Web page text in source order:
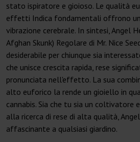
stato ispiratore e gioioso. Le qualità
effetti Indica fondamentali offrono
vibrazione cerebrale. In sintesi, Angel
Afghan Skunk) Regolare di Mr. Nice
desiderabile per chiunque sia
che unisce crescita rapida, rese
pronunciata nell'effetto. La sua
alto euforico la rende un gioiello in
cannabis. Sia che tu sia un coltivatore
alla ricerca di rese di alta qualità,
affascinante a qualsiasi giardino.